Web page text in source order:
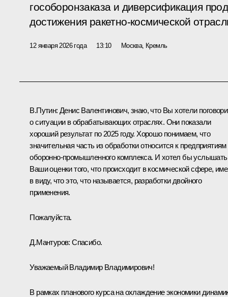
гособоронзаказа и диверсификация
достижения ракетно-космической
12 января 2026 года 13:10 Москва, Кремль
В.Путин: Денис Валентинович, знаю, что Вы хотели
о ситуации в обрабатывающих отраслях. Они показали
хороший результат по 2025 году. Хорошо понимаем, что
значительная часть из обработки относится к предприятиям
оборонно-промышленного комплекса. И хотел бы услышать
Ваши оценки того, что происходит в космической сфере,
в виду, что это, что называется, разработки двойного
применения.
Пожалуйста.
Д.Мантуров: Спасибо.
Уважаемый Владимир Владимирович!
В рамках планового курса на охлаждение экономики